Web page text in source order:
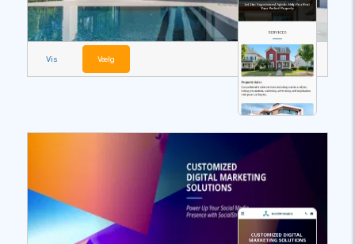
Vis Vælg